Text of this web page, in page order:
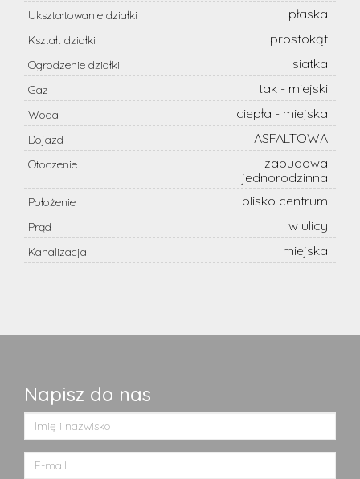
Ukształtowanie działki płaska
Kształt działki prostokąt
Ogrodzenie działki siatka
Gaz tak - miejski
Woda ciepła - miejska
Dojazd ASFALTOWA
Otoczenie
zabudowa
jednorodzinna
Położenie blisko centrum
Prąd w ulicy
Kanalizacja miejska
Napisz do nas